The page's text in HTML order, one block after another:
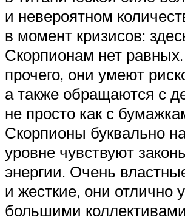
и невероятном
в момент кризисов:
Скорпионам нет
прочего, они умеют
а также обращаются с
не просто как с
Скорпионы буквально
уровне чувствуют
энергии. Очень
и жесткие, они отлично
большими